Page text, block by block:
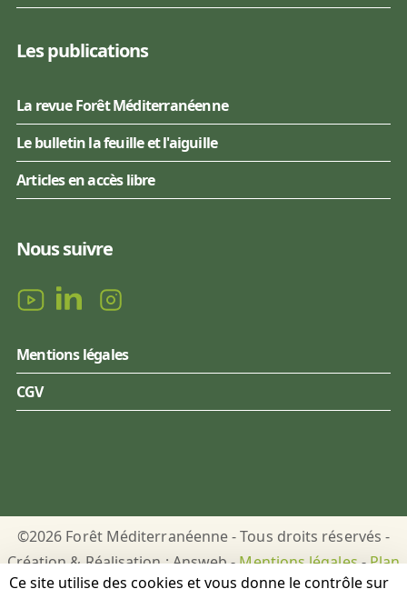
Les publications
La revue Forêt Méditerranéenne
Le bulletin la feuille et l'aiguille
Articles en accès libre
Nous suivre
Mentions légales
CGV
©2026 Forêt Méditerranéenne - Tous droits réservés -
Création & Réalisation : Answeb -Mentions légales-Plan
Ce site utilise des cookies et vous donne le contrôle sur